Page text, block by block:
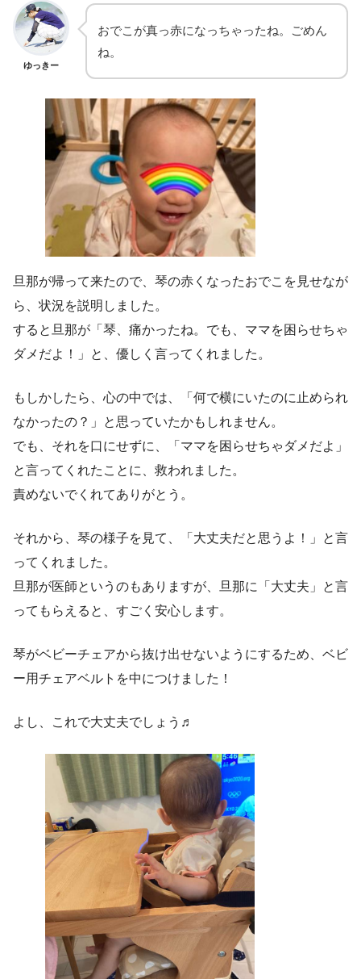
ゆっきー
おでこが真っ赤になっちゃったね。ごめん
ね。
旦那が帰って来たので、琴の赤くなったおでこを見せなが
ら、状況を説明しました。
すると旦那が「琴、痛かったね。でも、ママを困らせちゃ
ダメだよ！」と、優しく言ってくれました。
もしかしたら、心の中では、「何で横にいたのに止められ
なかったの？」と思っていたかもしれません。
でも、それを口にせずに、「ママを困らせちゃダメだよ」
と言ってくれたことに、救われました。
責めないでくれてありがとう。
それから、琴の様子を見て、「大丈夫だと思うよ！」と言
ってくれました。
旦那が医師というのもありますが、旦那に「大丈夫」と言
ってもらえると、すごく安心します。
琴がベビーチェアから抜け出せないようにするため、ベビ
ー用チェアベルトを中につけました！
よし、これで大丈夫でしょう♬